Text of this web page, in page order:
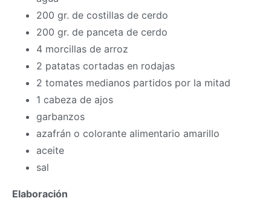
200 gr. de costillas de cerdo
200 gr. de panceta de cerdo
4 morcillas de arroz
2 patatas cortadas en rodajas
2 tomates medianos partidos por la mitad
1 cabeza de ajos
garbanzos
azafrán o colorante alimentario amarillo
aceite
sal
Elaboración